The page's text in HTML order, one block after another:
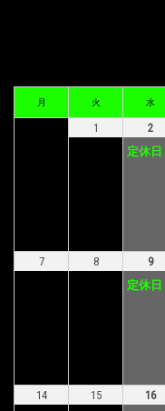
月 火 水
1
2
定休日
7 8
9
定休日
14 15
16